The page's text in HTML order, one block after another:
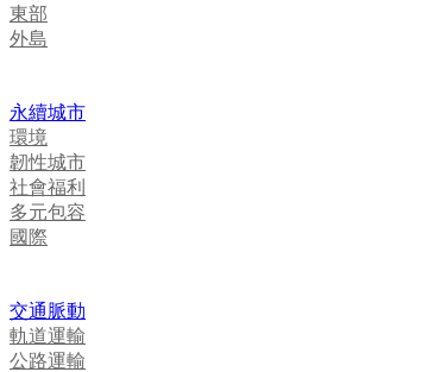
東部
外島
永續城市
環境
韌性城市
社會福利
多元包容
國際
交通脈動
軌道運輸
公路運輸